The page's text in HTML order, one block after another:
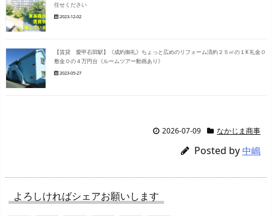
任せください
2023-12-02
【賃貸 愛甲石田駅】《成約御礼》ちょっと広めのリフォーム済約２５㎡の１K 礼金０
敷金０の４万円台《ルームツアー動画あり》
2023-05-27
2026-07-09 なかじま商事
Posted by 中嶋
よろしければシェアお願いします